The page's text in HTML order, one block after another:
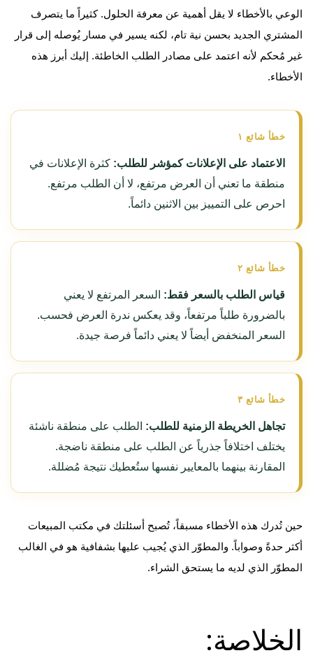
الوعي بالأخطاء لا يقل أهمية عن معرفة الحلول. كثيراً ما يتصرف
المشتري الجديد بحسن نية تام، لكنه يسير في مسار يُوصله إلى قرار
غير مُحكم لأنه اعتمد على مصادر الطلب الخاطئة. إليك أبرز هذه
الأخطاء.
خطأ شائع ١
الاعتماد على الإعلانات كمؤشر للطلب: كثرة الإعلانات في
منطقة ما تعني أن العرض مرتفع، لا أن الطلب مرتفع.
احرص على التمييز بين الاثنين دائماً.
خطأ شائع ٢
قياس الطلب بالسعر فقط: السعر المرتفع لا يعني
بالضرورة طلباً مرتفعاً، وقد يعكس ندرة العرض فحسب.
السعر المنخفض أيضاً لا يعني دائماً فرصة جيدة.
خطأ شائع ٣
تجاهل الخريطة الزمنية للطلب: الطلب على منطقة ناشئة
يختلف اختلافاً جذرياً عن الطلب على منطقة ناضجة.
المقارنة بينهما بالمعايير نفسها ستُعطيك نتيجة مُضللة.
حين تُدرك هذه الأخطاء مسبقاً، تُصبح أسئلتك في مكتب المبيعات
أكثر حدةً وصواباً. والمطوّر الذي يُجيب عليها بشفافية هو في الغالب
المطوّر الذي لديه ما يستحق الشراء.
الخلاصة: